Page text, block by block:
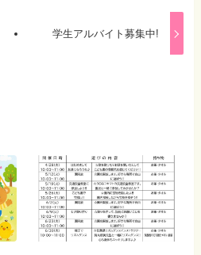
学生アルバイト募集中!